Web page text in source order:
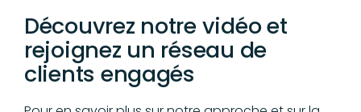
Découvrez notre vidéo et
rejoignez un réseau de
clients engagés